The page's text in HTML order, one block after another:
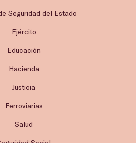
Seguridad del Estado
Ejército
Educación
Hacienda
Justicia
Ferroviarias
Salud